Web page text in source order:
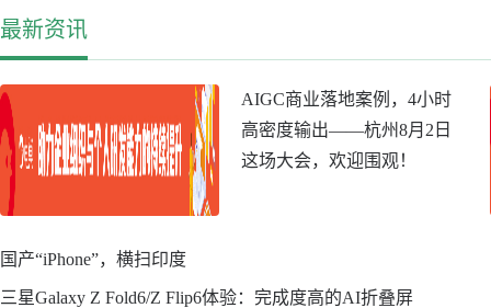
最新资讯
AIGC商业落地案例，4小时
高密度输出——杭州8月2日
这场大会，欢迎围观！
国产“iPhone”，横扫印度
三星Galaxy Z Fold6/Z Flip6体验：完成度高的AI折叠屏